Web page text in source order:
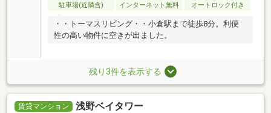
駐車場(近隣含)
インターネット無料 オートロック付き
・・トーマスリビング・・小倉駅まで徒歩8分。利便
性の高い物件に空きが出ました。
残り3件を表示する
賃貸マンション 浅野ベイタワー